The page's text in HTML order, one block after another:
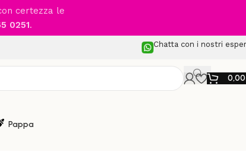
certezza le
0251.
Chatta con i nostri
Pappa
o Allattamento